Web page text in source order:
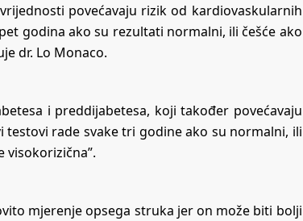
povećavaju rizik od kardiovaskularnih
godina ako su rezultati normalni, ili češće ako
dr. Lo Monaco.
i preddijabetesa, koji također povećavaju
testovi rade svake tri godine ako su normalni, ili
visokorizična”.
mjerenje opsega struka jer on može biti bolji